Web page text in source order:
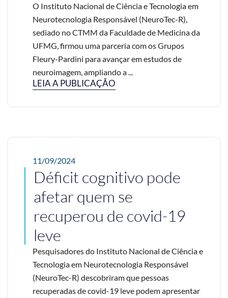
O Instituto Nacional de Ciência e Tecnologia em
Neurotecnologia Responsável (NeuroTec-R),
sediado no CTMM da Faculdade de Medicina da
UFMG, firmou uma parceria com os Grupos
Fleury-Pardini para avançar em estudos de
neuroimagem, ampliando a ...
LEIA A PUBLICAÇÃO
11/09/2024
Déficit cognitivo pode
afetar quem se
recuperou de covid-19
leve
Pesquisadores do Instituto Nacional de Ciência e
Tecnologia em Neurotecnologia Responsável
(NeuroTec-R) descobriram que pessoas
recuperadas de covid-19 leve podem apresentar